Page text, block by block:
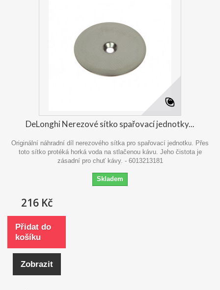
DeLonghi Nerezové sítko spařovací jednotky...
Originální náhradní díl nerezového sítka pro spařovací jednotku. Přes
toto sítko protéká horká voda na stlačenou kávu. Jeho čistota je
zásadní pro chuť kávy. - 6013213181
Skladem
216 Kč
Přidat do
košíku
Zobrazit